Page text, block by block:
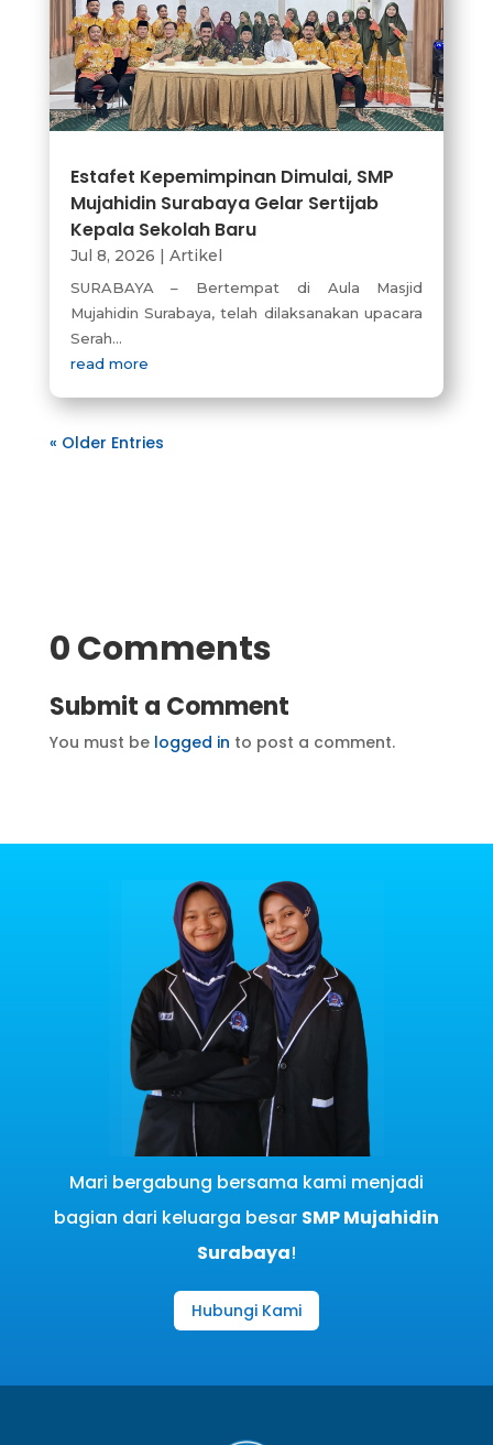
Estafet Kepemimpinan Dimulai, SMP
Mujahidin Surabaya Gelar Sertijab
Kepala Sekolah Baru
Jul 8, 2026 Artikel
SURABAYA – Bertempat di Aula Masjid
Mujahidin Surabaya, telah dilaksanakan upacara
Serah...
read more
« Older Entries
0 Comments
Submit a Comment
You must be logged in to post a comment.
Mari bergabung bersama kami menjadi
bagian dari keluarga besar SMP Mujahidin
Surabaya!
Hubungi Kami